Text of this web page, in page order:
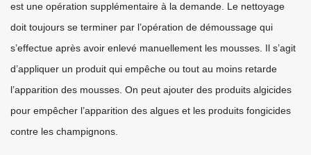
est une opération supplémentaire à la demande. Le nettoyage
doit toujours se terminer par l’opération de démoussage qui
s’effectue après avoir enlevé manuellement les mousses. Il s’agit
d’appliquer un produit qui empêche ou tout au moins retarde
l’apparition des mousses. On peut ajouter des produits algicides
pour empêcher l’apparition des algues et les produits fongicides
contre les champignons.